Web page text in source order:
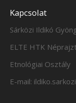
Kapcsolat
Sárközi Ildikó
ELTE HTK
Etnológiai Osztály
E-mail: